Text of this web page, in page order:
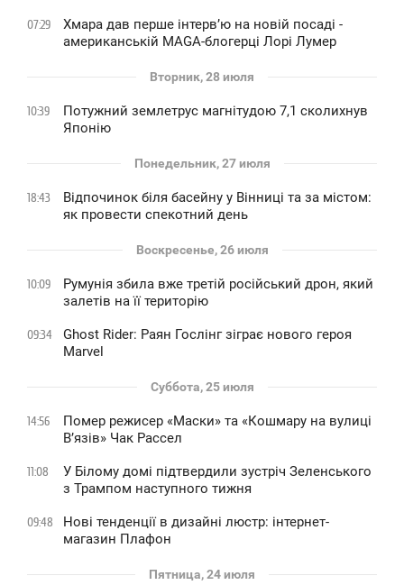
07:29
Хмара дав перше інтервʼю на новій посаді -
американській MAGA-блогерці Лорі Лумер
Вторник, 28 июля
10:39
Потужний землетрус магнітудою 7,1 сколихнув
Японію
Понедельник, 27 июля
18:43
Відпочинок біля басейну у Вінниці та за містом:
як провести спекотний день
Воскресенье, 26 июля
10:09
Румунія збила вже третій російський дрон, який
залетів на її територію
09:34
Ghost Rider: Раян Гослінг зіграє нового героя
Marvel
Суббота, 25 июля
14:56
Помер режисер «Маски» та «Кошмару на вулиці
В’язів» Чак Рассел
11:08
У Білому домі підтвердили зустріч Зеленського
з Трампом наступного тижня
09:48
Нові тенденції в дизайні люстр: інтернет-
магазин Плафон
Пятница, 24 июля